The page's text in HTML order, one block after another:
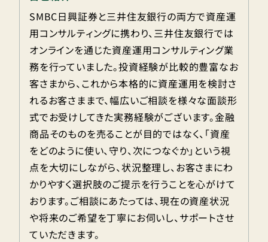
SMBC日興証券と三井住友銀行の両方で資産運
用コンサルティングに携わり、三井住友銀行では
オンラインを通じた資産運用コンサルティング業
務を行っていました。投資経験が比較的豊富なお
客さまから、これから本格的に資産運用を検討さ
れるお客さままで、幅広いご相談を様々な面談形
式でお受けしてきた実務経験がございます。金融
商品そのものを売ることが目的ではなく、「資産
をどのように使い、守り、次につなぐか」という視
点を大切にしながら、状況整理し、お客さまにわ
かりやすく選択肢のご提示を行うことを心がけて
おります。ご相談にあたっては、現在の資産状況
や将来のご希望を丁寧にお伺いし、サポートさせ
ていただきます。